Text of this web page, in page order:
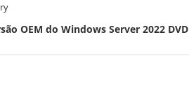
OEM do Windows Server 2022 DVD